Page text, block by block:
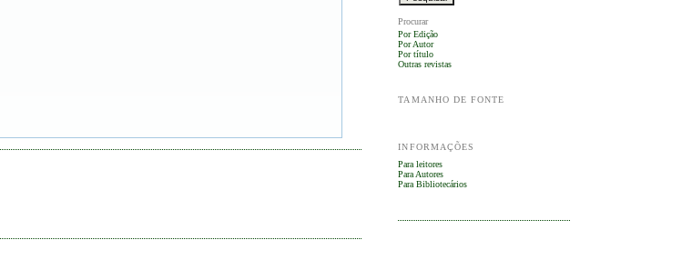
Procurar
Por Edição
Por Autor
Por título
Outras revistas
TAMANHO DE FONTE
INFORMAÇÕES
Para leitores
Para Autores
Para Bibliotecários